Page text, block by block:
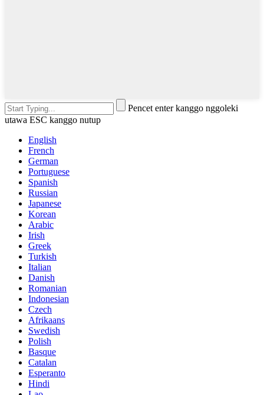
Pencet enter kanggo nggoleki
utawa ESC kanggo nutup
English
French
German
Portuguese
Spanish
Russian
Japanese
Korean
Arabic
Irish
Greek
Turkish
Italian
Danish
Romanian
Indonesian
Czech
Afrikaans
Swedish
Polish
Basque
Catalan
Esperanto
Hindi